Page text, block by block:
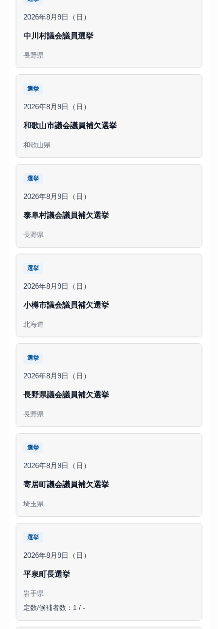
2026年8月9日（日）
中川村議会議員選挙
長野県
選挙
2026年8月9日（日）
和歌山市議会議員補欠選挙
和歌山県
選挙
2026年8月9日（日）
泰阜村議会議員補欠選挙
長野県
選挙
2026年8月9日（日）
小樽市議会議員補欠選挙
北海道
選挙
2026年8月9日（日）
長野県議会議員補欠選挙
長野県
選挙
2026年8月9日（日）
寄居町議会議員補欠選挙
埼玉県
選挙
2026年8月9日（日）
平泉町長選挙
岩手県
定数/候補者数：1 / -